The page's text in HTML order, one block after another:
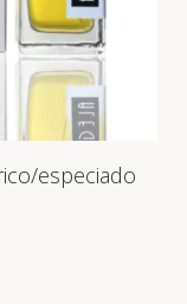
especiado